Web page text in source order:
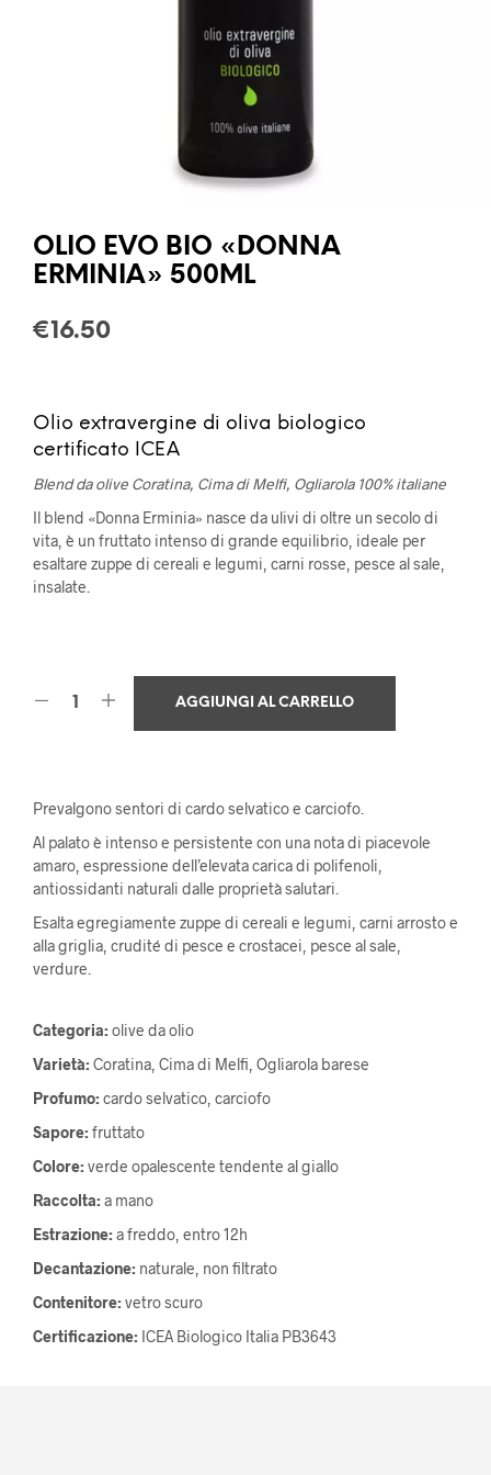
OLIO EVO BIO «DONNA
ERMINIA» 500ML
€16.50
Olio extravergine di oliva biologico
certificato ICEA
Blend da olive Coratina, Cima di Melfi, Ogliarola 100% italiane
Il blend «Donna Erminia» nasce da ulivi di oltre un secolo di
vita, è un fruttato intenso di grande equilibrio, ideale per
esaltare zuppe di cereali e legumi, carni rosse, pesce al sale,
insalate.
AGGIUNGI AL CARRELLO
Prevalgono sentori di cardo selvatico e carciofo.
Al palato è intenso e persistente con una nota di piacevole
amaro, espressione dell’elevata carica di polifenoli,
antiossidanti naturali dalle proprietà salutari.
Esalta egregiamente zuppe di cereali e legumi, carni arrosto e
alla griglia, crudité di pesce e crostacei, pesce al sale,
verdure.
Categoria:olive da olio
Varietà:Coratina, Cima di Melfi, Ogliarola barese
Profumo:cardo selvatico, carciofo
Sapore:fruttato
Colore:verde opalescente tendente al giallo
Raccolta:a mano
Estrazione:a freddo, entro 12h
Decantazione: naturale, non filtrato
Contenitore:vetro scuro
Certificazione: ICEA Biologico Italia PB3643